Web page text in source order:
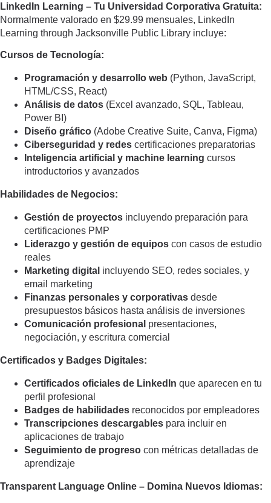
LinkedIn Learning – Tu Universidad Corporativa Gratuita:
Normalmente valorado en $29.99 mensuales, LinkedIn
Learning through Jacksonville Public Library incluye:
Cursos de Tecnología:
Programación y desarrollo web (Python, JavaScript,
HTML/CSS, React)
Análisis de datos (Excel avanzado, SQL, Tableau,
Power BI)
Diseño gráfico (Adobe Creative Suite, Canva, Figma)
Ciberseguridad y redes certificaciones preparatorias
Inteligencia artificial y machine learning cursos
introductorios y avanzados
Habilidades de Negocios:
Gestión de proyectos incluyendo preparación para
certificaciones PMP
Liderazgo y gestión de equipos con casos de estudio
reales
Marketing digital incluyendo SEO, redes sociales, y
email marketing
Finanzas personales y corporativas desde
presupuestos básicos hasta análisis de inversiones
Comunicación profesional presentaciones,
negociación, y escritura comercial
Certificados y Badges Digitales:
Certificados oficiales de LinkedIn que aparecen en tu
perfil profesional
Badges de habilidades reconocidos por empleadores
Transcripciones descargables para incluir en
aplicaciones de trabajo
Seguimiento de progreso con métricas detalladas de
aprendizaje
Transparent Language Online – Domina Nuevos Idiomas: